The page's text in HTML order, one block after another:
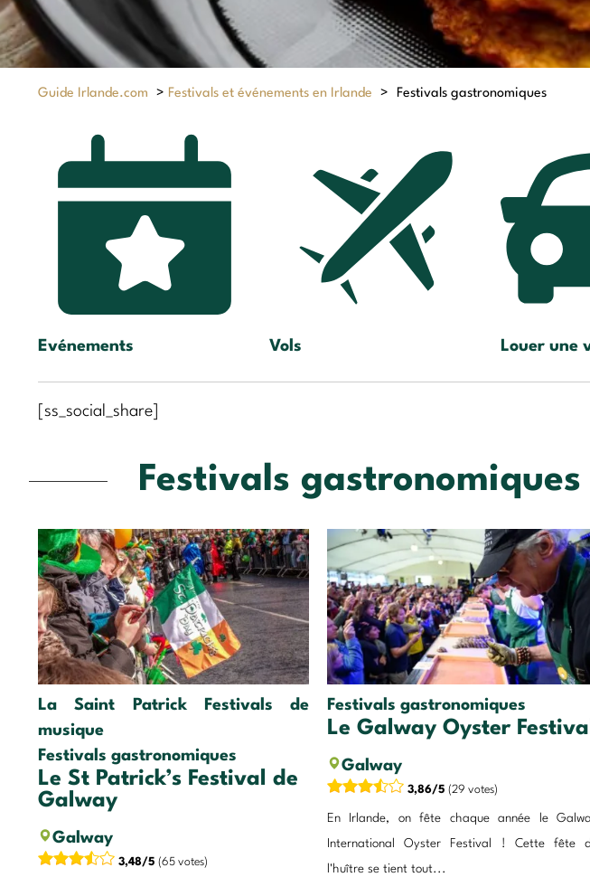
Guide Irlande.com > Festivals et événements en Irlande > Festivals gastronomiques
Evénements Vols Louer une
[ss_social_share]
Festivals gastronomiques
La Saint Patrick
Festivals de
musique
Festivals gastronomiques
Le St Patrick’s Festival de
Galway
Galway
3,48/5 (65 votes)
Festivals gastronomiques
Le Galway Oyster
Galway
3,86/5 (29 votes)
En Irlande, on fête chaque année le
International Oyster Festival ! Cette fête
l'huître se tient tout...